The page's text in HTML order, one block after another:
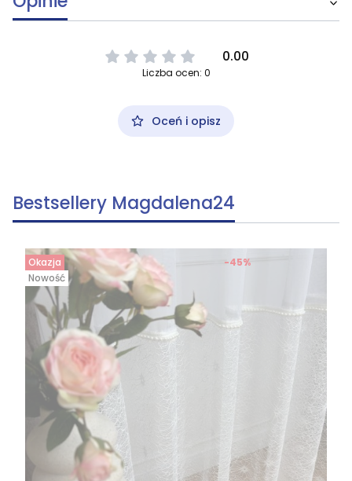
0.00
Liczba ocen: 0
Oceń i opisz
Bestsellery Magdalena24
Okazja
Nowość
-45%